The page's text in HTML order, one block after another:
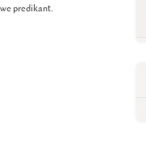
predikant.